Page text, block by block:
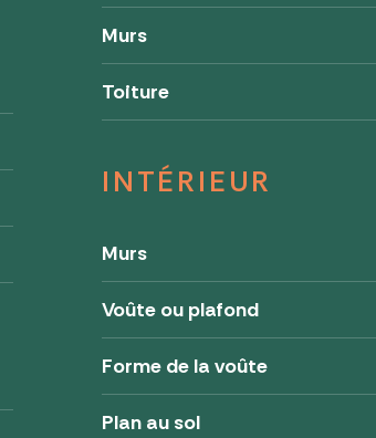
Murs
Toiture
INTÉRIEUR
Murs
Voûte ou plafond
Forme de la voûte
Plan au sol